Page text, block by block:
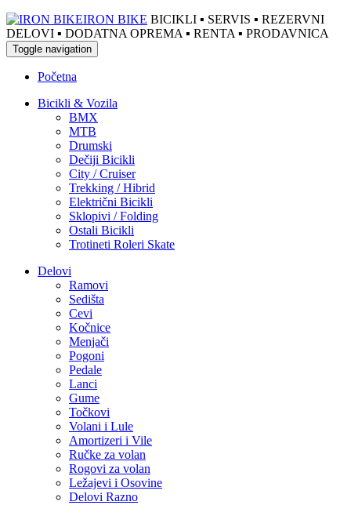
IRON BIKE BICIKLI ▪ SERVIS ▪ REZERVNI
DELOVI ▪ DODATNA OPREMA ▪ RENTA ▪ PRODAVNICA
Toggle navigation
Početna
Bicikli & Vozila
BMX
MTB
Drumski
Dečiji Bicikli
City / Cruiser
Trekking / Hibrid
Električni Bicikli
Sklopivi / Folding
Ostali Bicikli
Trotineti Roleri Skate
Delovi
Ramovi
Sedišta
Cevi
Kočnice
Menjači
Pogoni
Pedale
Lanci
Gume
Točkovi
Volani i Lule
Amortizeri i Vile
Ručke za volan
Rogovi za volan
Ležajevi i Osovine
Delovi Razno